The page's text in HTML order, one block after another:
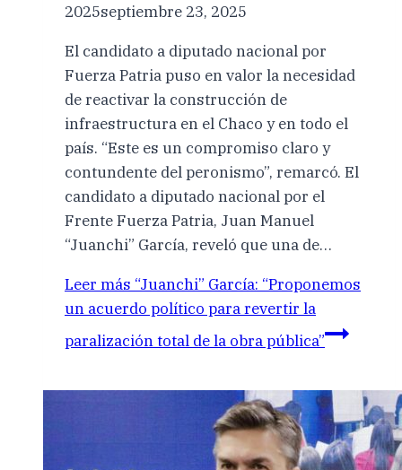
2025septiembre 23, 2025
El candidato a diputado nacional por
Fuerza Patria puso en valor la necesidad
de reactivar la construcción de
infraestructura en el Chaco y en todo el
país. “Este es un compromiso claro y
contundente del peronismo”, remarcó. El
candidato a diputado nacional por el
Frente Fuerza Patria, Juan Manuel
“Juanchi” García, reveló que una de…
Leer más “Juanchi” García: “Proponemos
un acuerdo político para revertir la
paralización total de la obra pública”